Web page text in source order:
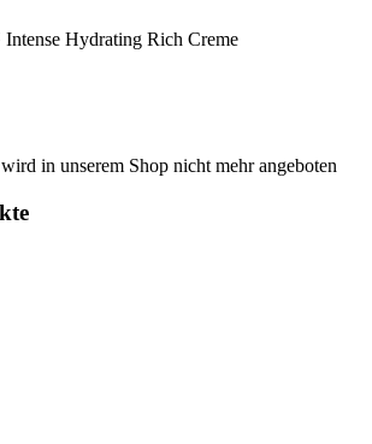
Hydrating Rich Creme
in unserem Shop nicht mehr angeboten